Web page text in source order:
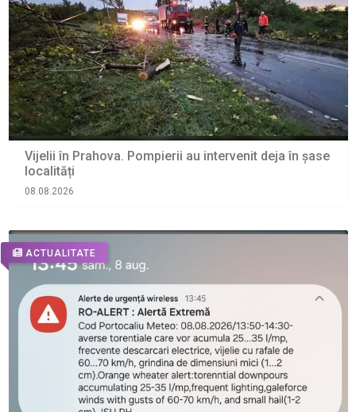
Vijelii în Prahova. Pompierii au intervenit deja în șase
localități
08.08.2026
ACTUALITATE